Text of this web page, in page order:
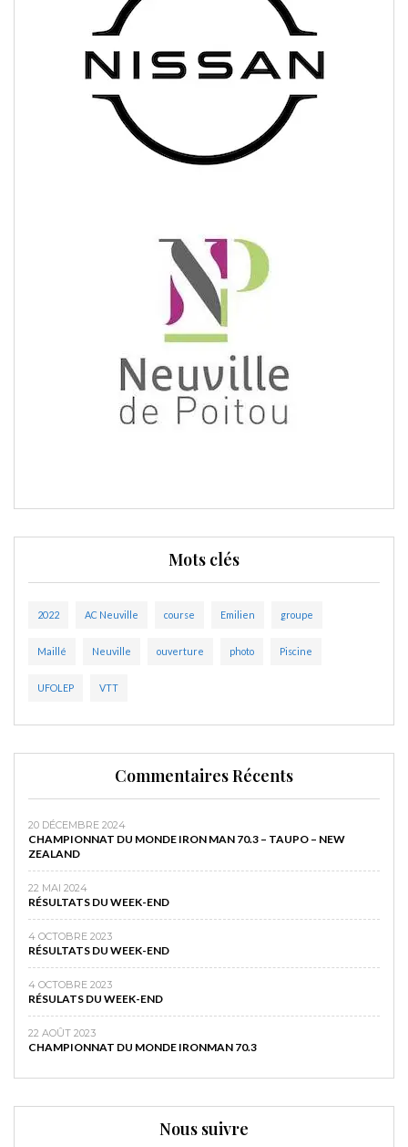
Mots clés
2022 AC Neuville course Emilien groupe
Maillé Neuville ouverture photo Piscine
UFOLEP VTT
Commentaires Récents
20 DÉCEMBRE 2024
CHAMPIONNAT DU MONDE IRON MAN 70.3 – TAUPO – NEW
ZEALAND
22 MAI 2024
RÉSULTATS DU WEEK-END
4 OCTOBRE 2023
RÉSULTATS DU WEEK-END
4 OCTOBRE 2023
RÉSULATS DU WEEK-END
22 AOÛT 2023
CHAMPIONNAT DU MONDE IRONMAN 70.3
Nous suivre